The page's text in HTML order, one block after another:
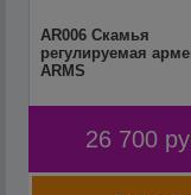
AR006 Скамья
регулируемая
ARMS
26 700